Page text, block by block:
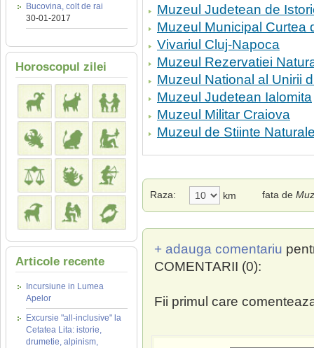
Bucovina, colt de rai
30-01-2017
Horoscopul zilei
Articole recente
Incursiune in Lumea
Apelor
Excursie "all-inclusive" la
Cetatea Lita: istorie,
drumetie, alpinism,
Muzeul Judetean de
Muzeul Municipal Curtea
Vivariul Cluj-Napoca
Muzeul Rezervatiei
Muzeul National al Unirii
Muzeul Judetean Ialomita
Muzeul Militar Craiova
Muzeul de Stiinte
Raza: km fata de
+ adauga comentariu
COMENTARII (0):
Fii primul care